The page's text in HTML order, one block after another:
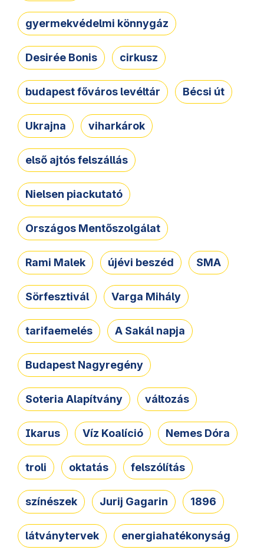
gyermekvédelmi könnygáz
Desirée Bonis cirkusz
budapest főváros levéltár Bécsi út
Ukrajna viharkárok
első ajtós felszállás
Nielsen piackutató
Országos Mentőszolgálat
Rami Malek újévi beszéd SMA
Sörfesztivál Varga Mihály
tarifaemelés A Sakál napja
Budapest Nagyregény
Soteria Alapítvány változás
Ikarus Víz Koalíció Nemes Dóra
troli oktatás felszólítás
színészek Jurij Gagarin 1896
látványtervek energiahatékonyság